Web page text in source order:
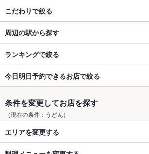
こだわりで絞る
周辺の駅から探す
ランキングで絞る
今日明日予約できるお店で絞る
条件を変更してお店を探す
（現在の条件：うどん）
エリアを変更する